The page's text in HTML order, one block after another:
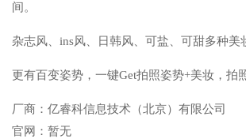
间。
杂志风、ins风、日韩风、可盐、可甜多种美
更有百变姿势，一键Get拍照姿势+美妆，拍
厂商： 亿睿科信息技术（北京）有限公司
官网： 暂无